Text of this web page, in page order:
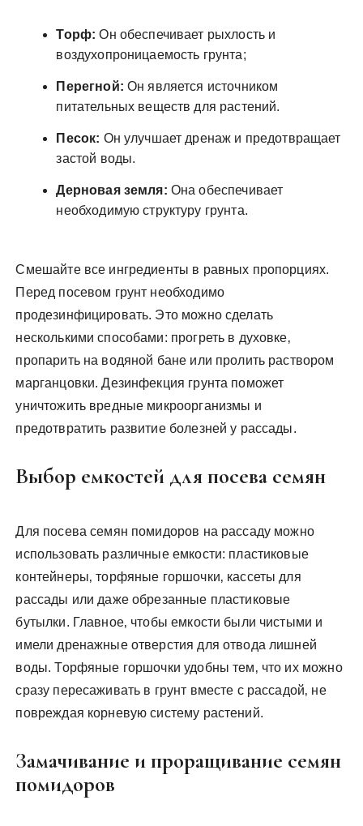
Торф: Он обеспечивает рыхлость и
воздухопроницаемость грунта;
Перегной: Он является источником
питательных веществ для растений.
Песок: Он улучшает дренаж и предотвращает
застой воды.
Дерновая земля: Она обеспечивает
необходимую структуру грунта.
Смешайте все ингредиенты в равных пропорциях.
Перед посевом грунт необходимо
продезинфицировать. Это можно сделать
несколькими способами: прогреть в духовке‚
пропарить на водяной бане или пролить раствором
марганцовки. Дезинфекция грунта поможет
уничтожить вредные микроорганизмы и
предотвратить развитие болезней у рассады.
Выбор емкостей для посева семян
Для посева семян помидоров на рассаду можно
использовать различные емкости: пластиковые
контейнеры‚ торфяные горшочки‚ кассеты для
рассады или даже обрезанные пластиковые
бутылки. Главное‚ чтобы емкости были чистыми и
имели дренажные отверстия для отвода лишней
воды. Торфяные горшочки удобны тем‚ что их можно
сразу пересаживать в грунт вместе с рассадой‚ не
повреждая корневую систему растений.
Замачивание и проращивание семян
помидоров